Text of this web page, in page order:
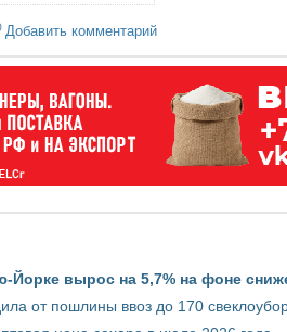
Добавить комментарий
Йорке вырос на 5,7% на фоне
от пошлины ввоз до 170